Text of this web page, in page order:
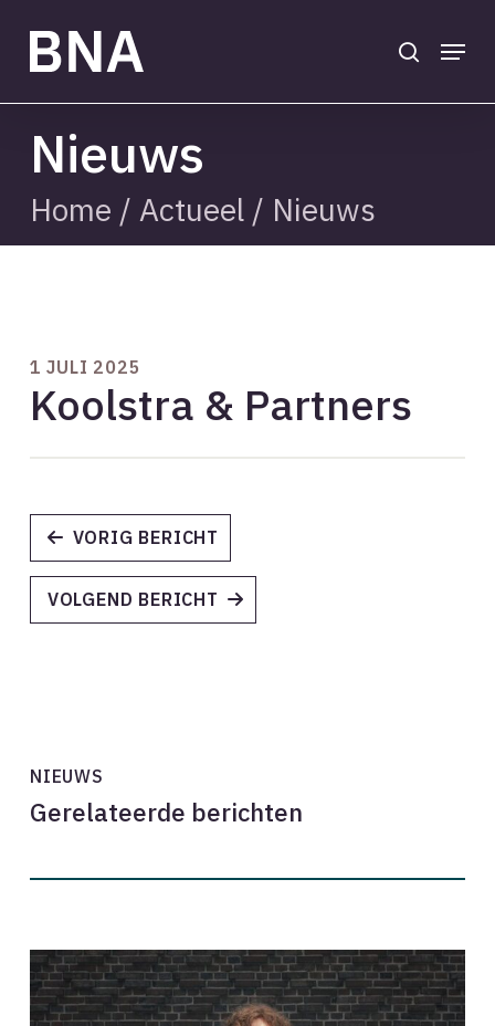
main
Menu
Nieuws
Home / Actueel/ Nieuws
1 JULI 2025
Koolstra & Partners
VORIG BERICHT
VOLGEND BERICHT
NIEUWS
Gerelateerde berichten
Kleinschalig
verdichten
in
Close